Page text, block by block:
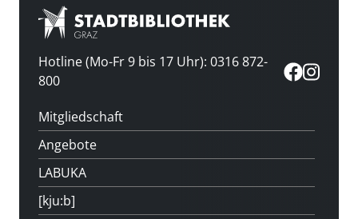
Hotline (Mo-Fr 9 bis 17 Uhr): 0316 872-
800
Mitgliedschaft
Angebote
LABUKA
[kju:b]